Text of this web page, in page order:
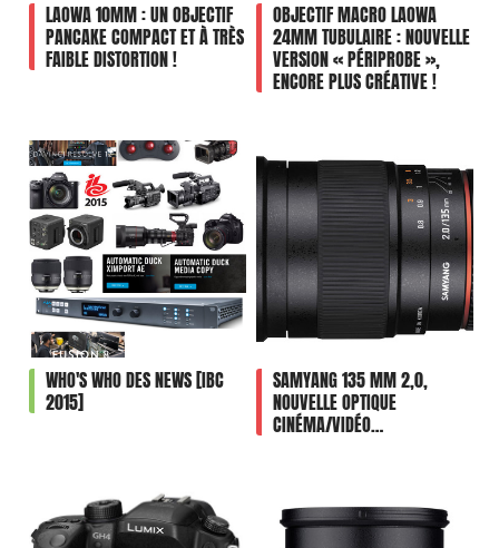
LAOWA 10MM : UN OBJECTIF
PANCAKE COMPACT ET À TRÈS
FAIBLE DISTORTION !
OBJECTIF MACRO LAOWA
24MM TUBULAIRE : NOUVELLE
VERSION « PÉRIPROBE »,
ENCORE PLUS CRÉATIVE !
WHO'S WHO DES NEWS [IBC
2015]
SAMYANG 135 MM 2,0,
NOUVELLE OPTIQUE
CINÉMA/VIDÉO…